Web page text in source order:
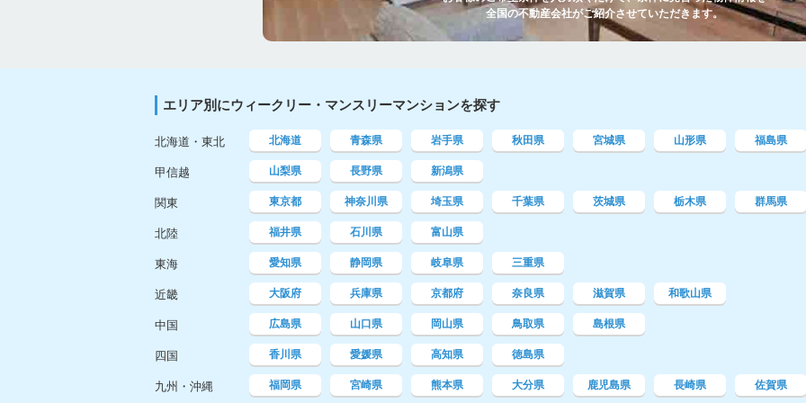
全国の不動産会社がご紹介させていただきます。
エリア別にウィークリー・マンスリーマンションを探す
北海道・東北 北海道 青森県 岩手県 秋田県 宮城県 山形県 福島県
甲信越 山梨県 長野県 新潟県
関東 東京都 神奈川県 埼玉県 千葉県 茨城県 栃木県 群馬県
北陸 福井県 石川県 富山県
東海 愛知県 静岡県 岐阜県 三重県
近畿 大阪府 兵庫県 京都府 奈良県 滋賀県 和歌山県
中国 広島県 山口県 岡山県 鳥取県 島根県
四国 香川県 愛媛県 高知県 徳島県
九州・沖縄 福岡県 宮崎県 熊本県 大分県 鹿児島県 長崎県 佐賀県